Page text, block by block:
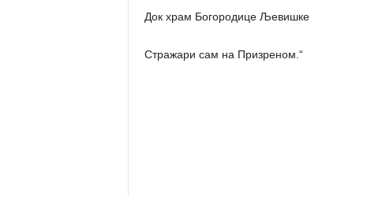
Док храм Богородице Љевишке
Стражари сам на Призреном.“